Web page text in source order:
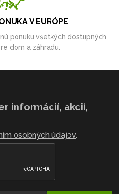
V EURÓPE
ponuku všetkých dostupných
dom a záhradu.
informácií, akcií,
osobných údajov.